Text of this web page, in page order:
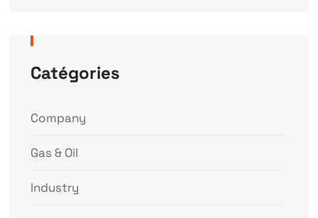
Catégories
Company
Gas & Oil
Industry